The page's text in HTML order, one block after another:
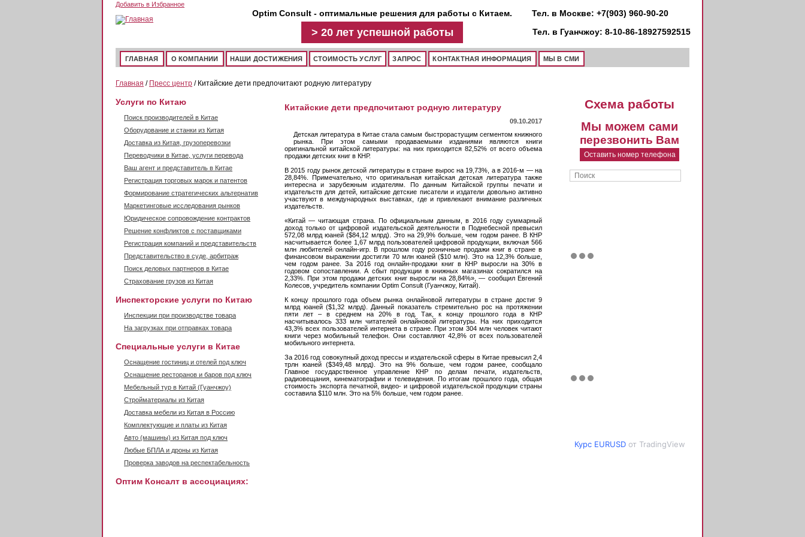
Перейти к основному содержаниюДобавить в Избранное
Optim Consult - оптимальные решения для работы с Китаем.
> 20 летуспешной работы
Тел. в Москве: +7(903) 960-90-20
Тел. в Гуанчжоу: 8-10-86-18927592515
ГЛАВНАЯ О КОМПАНИИ НАШИ ДОСТИЖЕНИЯ СТОИМОСТЬ УСЛУГ ЗАПРОС КОНТАКТНАЯ ИНФОРМАЦИЯ МЫ В СМИ
Главная / Пресс центр / Китайские дети предпочитают родную литературу
Китайские дети предпочитают родную литературу
09.10.2017
Детская литература в Китае стала самым быстрорастущим сегментом книжного
рынка. При этом самыми продаваемыми изданиями являются книги
оригинальной китайской литературы: на них приходится 82,52% от всего объема
продажи детских книг в КНР.
В 2015 году рынок детской литературы в стране вырос на 19,73%, а в 2016-м — на
28,84%. Примечательно, что оригинальная китайская детская литература также
интересна и зарубежным издателям. По данным Китайской группы печати и
издательств для детей, китайские детские писатели и издатели довольно активно
участвуют в международных выставках, где и привлекают внимание различных
издательств.
«Китай — читающая страна. По официальным данным, в 2016 году суммарный
доход только от цифровой издательской деятельности в Поднебесной превысил
572,08 млрд юаней ($84,12 млрд). Это на 29,9% больше, чем годом ранее. В КНР
насчитывается более 1,67 млрд пользователей цифровой продукции, включая 566
млн любителей онлайн-игр. В прошлом году розничные продажи книг в стране в
финансовом выражении достигли 70 млн юаней ($10 млн). Это на 12,3% больше,
чем годом ранее. За 2016 год онлайн-продажи книг в КНР выросли на 30% в
годовом сопоставлении. А сбыт продукции в книжных магазинах сократился на
2,33%. При этом продажи детских книг выросли на 28,84%», — сообщил Евгений
Колесов, учредитель компании Optim Consult (Гуанчжоу, Китай).
К концу прошлого года объем рынка онлайновой литературы в стране достиг 9
млрд юаней ($1,32 млрд). Данный показатель стремительно рос на протяжении
пяти лет – в среднем на 20% в год. Так, к концу прошлого года в КНР
насчитывалось 333 млн читателей онлайновой литературы. На них приходится
43,3% всех пользователей интернета в стране. При этом 304 млн человек читают
книги через мобильный телефон. Они составляют 42,8% от всех пользователей
мобильного интернета.
За 2016 год совокупный доход прессы и издательской сферы в Китае превысил 2,4
трлн юаней ($349,48 млрд). Это на 9% больше, чем годом ранее, сообщало
Главное государственное управление КНР по делам печати, издательств,
радиовещания, кинематографии и телевидения. По итогам прошлого года, общая
стоимость экспорта печатной, видео- и цифровой издательской продукции страны
составила $110 млн. Это на 5% больше, чем годом ранее.
Услуги по Китаю
Поиск производителей в Китае
Оборудование и станки из Китая
Доставка из Китая, грузоперевозки
Переводчики в Китае, услуги перевода
Ваш агент и представитель в Китае
Регистрация торговых марок и патентов
Формирование стратегических альтернатив
Маркетинговые исследования рынков
Юридическое сопровождение контрактов
Решение конфликтов с поставщиками
Регистрация компаний и представительств
Представительство в суде, арбитраж
Поиск деловых партнеров в Китае
Страхование грузов из Китая
Инспекторские услуги по Китаю
Инспекции при производстве товара
На загрузках при отправках товара
Специальные услуги в Китае
Оснащение гостиниц и отелей под ключ
Оснащение ресторанов и баров под ключ
Мебельный тур в Китай (Гуанчжоу)
Стройматериалы из Китая
Доставка мебели из Китая в Россию
Комплектующие и платы из Китая
Авто (машины) из Китая под ключ
Любые БПЛА и дроны из Китая
Проверка заводов на респектабельность
Оптим Консалт в ассоциациях:
Схема работы
Мы можем сами
перезвонить Вам
Оставить номер телефона
Форма поиска
Поиск
Курс EURUSDот TradingView